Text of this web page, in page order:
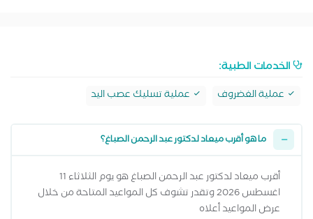
الخدمات الطبية:
عملية الغضروف عملية تسليك عصب اليد
ما هو أقرب ميعاد لدكتور عبد الرحمن الصباغ؟
أقرب ميعاد لدكتور عبد الرحمن الصباغ هو يوم الثلاثاء 11
اغسطس 2026 وتقدر تشوف كل المواعيد المتاحة من خلال
عرض المواعيد أعلاه